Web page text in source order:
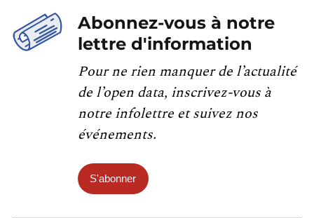
Abonnez-vous à notre
lettre d'information
Pour ne rien manquer de l’actualité
de l’open data, inscrivez-vous à
notre infolettre et suivez nos
événements.
S'abonner